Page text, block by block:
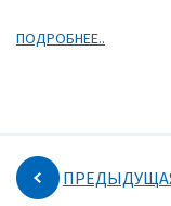
ПОДРОБНЕЕ..